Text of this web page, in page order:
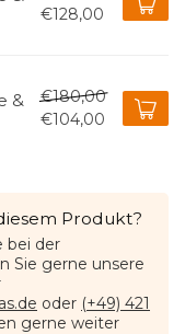
€128,00
&
€180,00
€104,00
Produkt?
bei der
Sie gerne unsere
oder (+49) 421
gerne weiter